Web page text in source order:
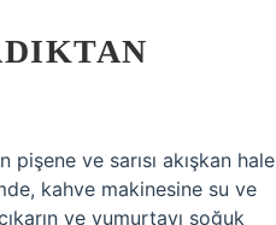
ve sarısı akışkan hale
kahve makinesine su ve
ve yumurtayı soğuk